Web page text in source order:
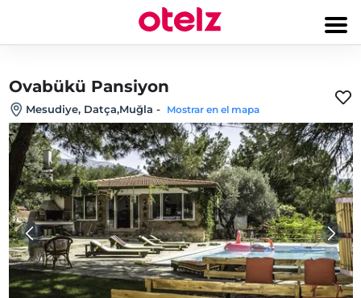
Ovabükü Pansiyon
Mesudiye, Datça,Muğla - Mostrar en el mapa